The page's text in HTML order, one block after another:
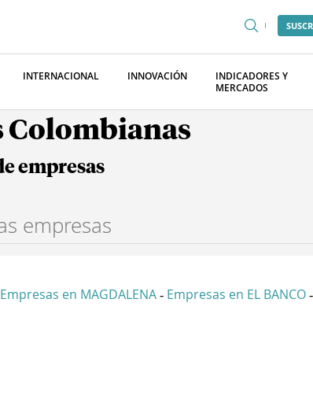
INTERNACIONAL INNOVACIÓN
INDICADORES Y
MERCADOS
Colombianas
empresas
Empresas en MAGDALENA - Empresas en EL BANCO -